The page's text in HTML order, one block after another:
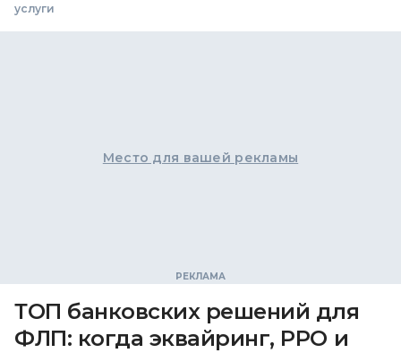
услуги
Место для вашей рекламы
ТОП банковских решений для
ФЛП: когда эквайринг, РРО и